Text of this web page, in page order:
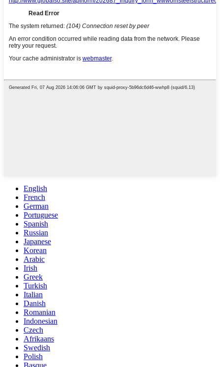
English
French
German
Portuguese
Spanish
Russian
Japanese
Korean
Arabic
Irish
Greek
Turkish
Italian
Danish
Romanian
Indonesian
Czech
Afrikaans
Swedish
Polish
Basque